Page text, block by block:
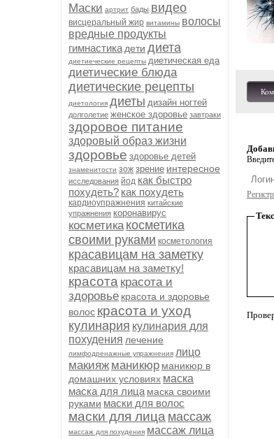
Маски артрит бады видео
висцеральный жир витамины волосы
вредные продукты
гимнастика дети диета
диетиеческие рецепты диетическая еда
диетические блюда
диетические рецепты
диетология диеты дизайн ногтей
долголетие женское здоровье завтраки
здоровое питание
здоровый образ жизни
здоровье здоровье детей
знаменитости зож зрение интересное
исследования йод как быстро
похудеть? как похудеть
кардиоупражнения китайские
упражнения коронавирус
косметика косметика
своими руками косметология
красавицам на заметку
красавицам на заметку!
красота красота и
здоровье красота и здоровье
волос красота и уход
кулинария кулинария для
похудения лечение
лимфодренажные упражнения лицо
макияж маникюр маникюр в
домашних условиях маска
маска для лица маска своими
руками маски для волос
маски для лица массаж
массаж для похудения массаж лица